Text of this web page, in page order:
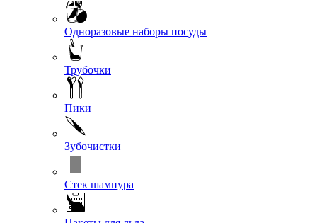
Одноразовые наборы посуды
Трубочки
Пики
Зубочистки
Стек шампура